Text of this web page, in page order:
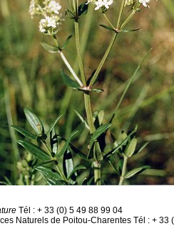
Tél : + 33 (0) 5 49 88 99 04
Naturels de Poitou-Charentes Tél : + 33